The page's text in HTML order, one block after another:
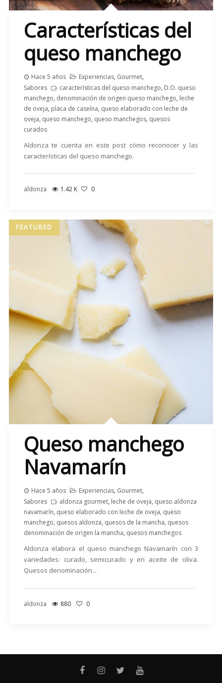
Características del
queso manchego
Hace 5 años Experiencias, Gourmet,
Sabores
características del queso manchego, D.O. queso
manchego, denominación de origen queso manchego, leche
de oveja, placa de caseína, queso elaborado con leche de
oveja, queso manchego, queso manchegos, quesos
curados
Aldonza te cuenta en este post cómo reconocer y las
características del queso manchego.
aldonza 1.42 K 0
FEATURED
Queso manchego
Navamarín
Hace 5 años Experiencias, Gourmet,
Sabores
aldonza gourmet, leche de oveja, queso aldonza
navamarín, queso elaborado con leche de oveja, queso
manchego, quesos aldonza, quesos de la mancha, quesos
denominación de origen la mancha, quesos manchegos
Aldonza elabora el queso manchego Navamarín con 3
variedades: curado, semicurado y en aceite de oliva.
Quesos denominación...
aldonza 880 0